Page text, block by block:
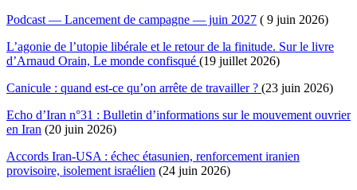
Podcast — Lancement de campagne — juin 2027 ( 9 juin 2026)
L’agonie de l’utopie libérale et le retour de la finitude. Sur le livre
d’Arnaud Orain, Le monde confisqué (19 juillet 2026)
Canicule : quand est-ce qu’on arrête de travailler ? (23 juin 2026)
Echo d’Iran n°31 : Bulletin d’informations sur le mouvement ouvrier
en Iran (20 juin 2026)
Accords Iran-USA : échec étasunien, renforcement iranien
provisoire, isolement israélien (24 juin 2026)